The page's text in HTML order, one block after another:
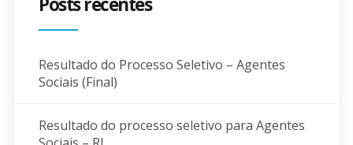
Resultado do Processo Seletivo – Agentes
Sociais (Final)
Resultado do processo seletivo para Agentes